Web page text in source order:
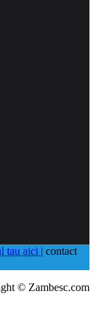
tau aici | contact
© Zambesc.com